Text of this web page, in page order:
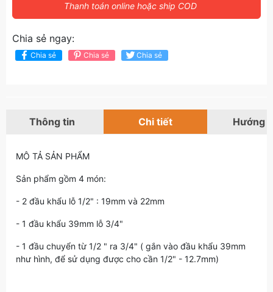
Thanh toán online hoặc ship COD
Chia sẻ ngay:
Chia sẻ Chia sẻ Chia sẻ
Thông tin Chi tiết Hướng
MÔ TẢ SẢN PHẨM
Sản phẩm gồm 4 món:
- 2 đầu khẩu lỗ 1/2" : 19mm và 22mm
- 1 đầu khẩu 39mm lỗ 3/4"
- 1 đầu chuyển từ 1/2 " ra 3/4" ( gắn vào đầu khẩu 39mm
như hình, để sử dụng được cho cần 1/2" - 12.7mm)